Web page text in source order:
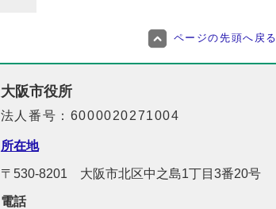
ページの先頭へ戻る
大阪市役所
法人番号：6000020271004
所在地
〒530-8201 大阪市北区中之島1丁目3番20号
電話